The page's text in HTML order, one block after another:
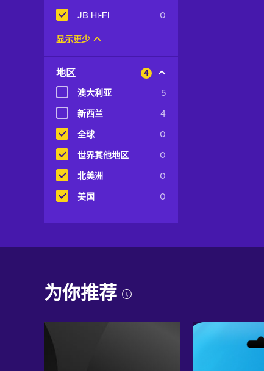
JB Hi-FI 0
显示更少
地区 4
澳大利亚 5
新西兰 4
全球 0
世界其他地区 0
北美洲 0
美国 0
为你推荐